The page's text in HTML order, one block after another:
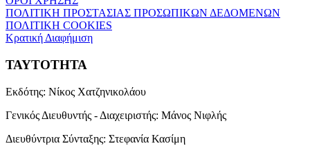
ΠΟΛΙΤΙΚΗ ΠΡΟΣΤΑΣΙΑΣ ΠΡΟΣΩΠΙΚΩΝ ΔΕΔΟΜΕΝΩΝ
ΠΟΛΙΤΙΚΗ COOKIES
Κρατική Διαφήμιση
ΤΑΥΤΟΤΗΤΑ
Εκδότης: Νίκος Χατζηνικολάου
Γενικός Διευθυντής - Διαχειριστής: Μάνος Νιφλής
Διευθύντρια Σύνταξης: Στεφανία Κασίμη